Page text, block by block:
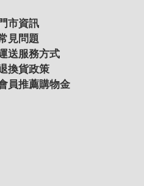
門市資訊
見問題
送服務方式
換貨政策
員推薦購物金